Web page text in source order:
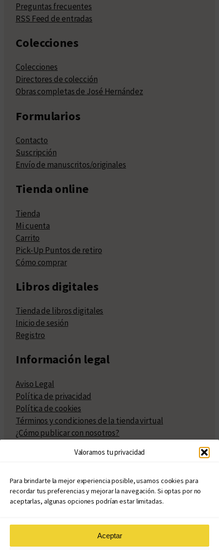
Valoramos tu privacidad
Para brindarte la mejor experiencia posible, usamos cookies para
recordar tus preferencias y mejorar la navegación. Si optas por no
aceptarlas, algunas opciones podrían estar limitadas.
Aceptar
Preguntas frecuentes
RSS Feed de entradas
Colecciones
Colecciones
Directores de colección
Obras completas de José Hernández
Formularios
Contacto
Suscripción
Envío de manuscritos/originales
Tienda online
Tienda
Mi cuenta
Carrito
Pick-Up Puntos de retiro
Cómo comprar
Libros digitales
Tienda de libros digitales
Inicio de sesión
Registro
Información legal
Aviso Legal
Política de privacidad
Política de cookies
Términos y condiciones de la tienda virtual
¿Cómo publicar con nosotros?
Políticas de publicación
Políticas de coedición
Atribuciones